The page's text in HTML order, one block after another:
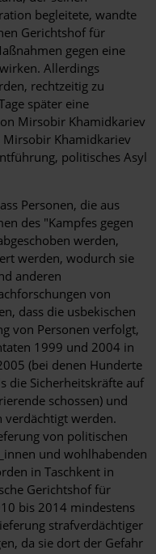
begleitete, wandte
Gerichtshof für
gegen eine
Allerdings
rechtzeitig zu
später eine
Mirsobir Khamidkariev
Mirsobir Khamidkariev
politisches Asyl
Personen, die aus
des "Kampfes gegen
werden,
werden, wodurch sie
anderen
von
dass die usbekischen
von Personen verfolgt,
1999 und 2004 in
(bei denen Hunderte
die Sicherheitskräfte auf
schossen) und
verdächtigt werden.
von politischen
und wohlhabenden
in Taschkent in
Gerichtshof für
bis 2014 mindestens
strafverdächtiger
da sie dort der Gefahr